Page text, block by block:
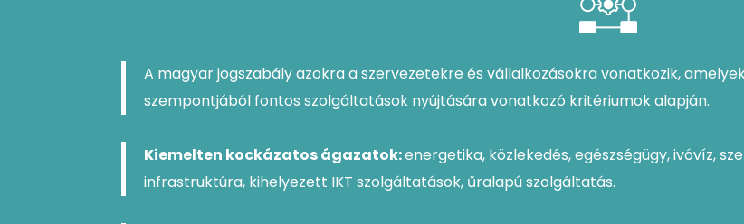
A magyar jogszabály azokra a szervezetekre és vállalkozásokra vonatkozik,
szempontjából fontos szolgáltatások nyújtására vonatkozó kritériumok alapján.
Kiemelten kockázatos ágazatok:energetika, közlekedés, egészségügy, ivóvíz,
infrastruktúra, kihelyezett IKT szolgáltatások, űralapú szolgáltatás.